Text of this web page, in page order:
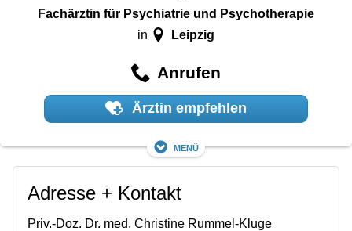
Fachärztin für Psychiatrie und Psychotherapie
in Leipzig
Anrufen
Ärztin empfehlen
Menü
Adresse + Kontakt
Priv.-Doz. Dr. med. Christine Rummel-Kluge